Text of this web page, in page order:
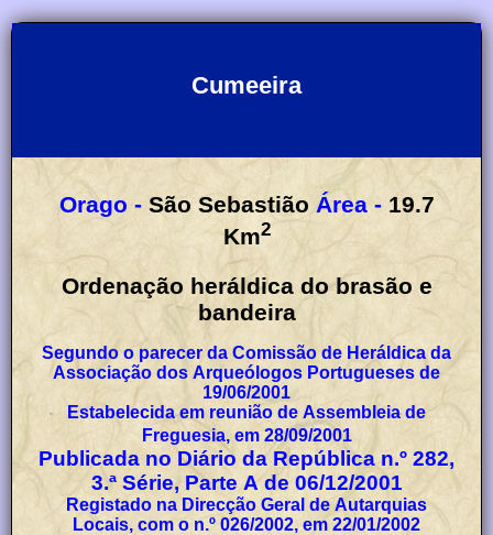
Cumeeira
Orago - São Sebastião Área - 19.7
Km2
Ordenação heráldica do brasão e
bandeira
Segundo o parecer da Comissão de Heráldica da
Associação dos Arqueólogos Portugueses de
19/06/2001
Estabelecida em reunião de Assembleia de
Freguesia, em 28/09/2001
Publicada no Diário da República n.º 282,
3.ª Série, Parte A de 06/12/2001
Registado na Direcção Geral de Autarquias
Locais, com o n.º 026/2002, em 22/01/2002